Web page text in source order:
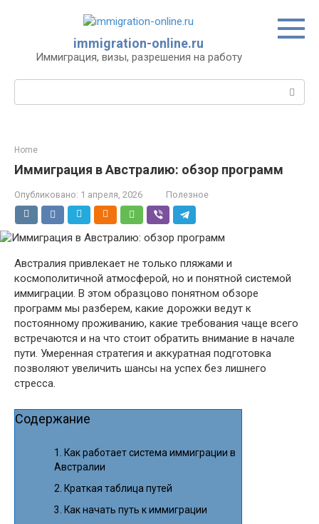
immigration-online.ru
Иммиграция, визы, разрешения на работу
Home
Иммиграция в Австралию: обзор программ
Опубликовано: 1 апреля, 2026 Полезное
Австралия привлекает не только пляжами и
космополитичной атмосферой, но и понятной системой
иммиграции. В этом образцово понятном обзоре
программ мы разберем, какие дорожки ведут к
постоянному проживанию, какие требования чаще всего
встречаются и на что стоит обратить внимание в начале
пути. Умеренная стратегия и аккуратная подготовка
позволяют увеличить шансы на успех без лишнего
стресса.
Содержание
Как работает система иммиграции в
Австралии
Краткая таблица путей
Как начать путь к иммиграции